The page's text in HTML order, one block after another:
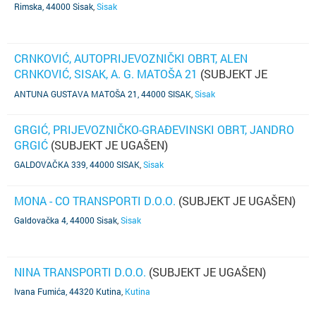
Rimska, 44000 Sisak Sisak
CRNKOVIĆ, AUTOPRIJEVOZNIČKI OBRT, ALEN
CRNKOVIĆ, SISAK, A. G. MATOŠA 21 (SUBJEKT JE
UGAŠEN)
ANTUNA GUSTAVA MATOŠA 21, 44000 SISAK Sisak
GRGIĆ, PRIJEVOZNIČKO-GRAĐEVINSKI OBRT, JANDRO
GRGIĆ (SUBJEKT JE UGAŠEN)
GALDOVAČKA 339, 44000 SISAK Sisak
MONA - CO TRANSPORTI D.O.O. (SUBJEKT JE UGAŠEN)
Galdovačka 4, 44000 Sisak Sisak
NINA TRANSPORTI D.O.O. (SUBJEKT JE UGAŠEN)
Ivana Fumića, 44320 Kutina Kutina